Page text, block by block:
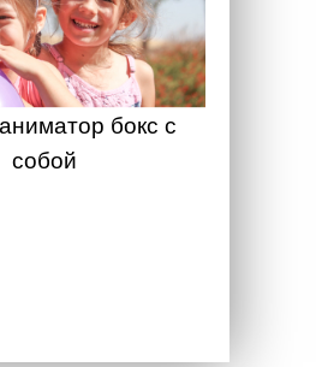
бокс с
собой